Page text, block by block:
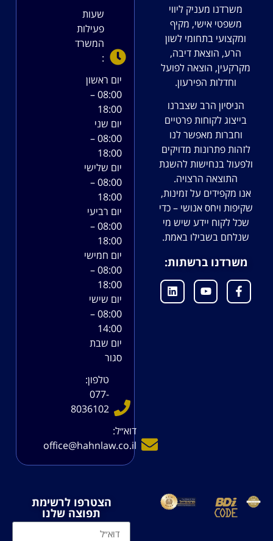
משרדנו מעניק ליווי
משפטי אישי, מקיף
ומקצועי בתחומי לשון
הרע, הוצאת דיבה,
מקרקעין, הוצאה לפועל
וחדלות הפירעון.
הניסיון הרב שצברנו
בייצוג לקוחות פרטיים
וחברות מאפשר לנו
לזהות פתרונות מדויקים
ולפעול בנחישות להשגת
התוצאה הרצויה.
אנו מקפידים על זמינות,
שקיפות ויחס אנושי – כדי
שכל לקוח יידע שיש מי
שנלחם בשבילו באמת.
משרדנו ברשתות:
שעות
פעילות
המשרד
:
יום ראשון
08:00 –
18:00
יום שני
08:00 –
18:00
יום שלישי
08:00 –
18:00
יום רביעי
08:00 –
18:00
יום חמישי
08:00 –
18:00
יום שישי
08:00 –
14:00
יום שבת
סגור
טלפון:
077-
8036102
דוא׳׳ל:
office@hahnlaw.co.il
הצטרפו לרשימת
תפוצה שלנו